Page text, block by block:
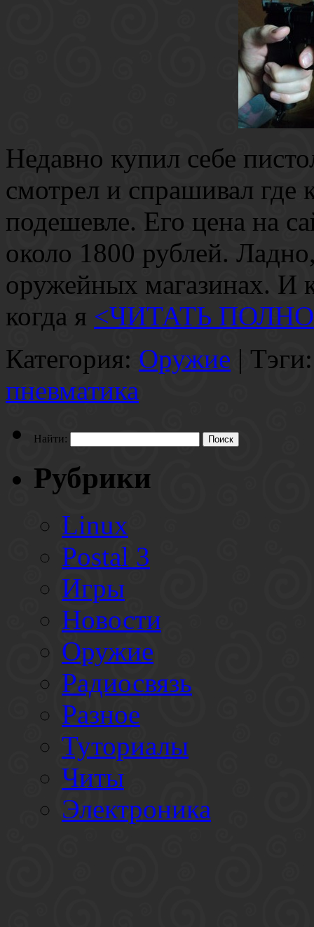
Недавно купил себе
смотрел и спрашивал
подешевле. Его цена на
около 1800 рублей.
оружейных магазинах. И
когда я <ЧИТАТЬ
Категория: Оружие |
пневматика
Найти:
Рубрики
Linux
Postal 3
Игры
Новости
Оружие
Радиосвязь
Разное
Туториалы
Читы
Электроника